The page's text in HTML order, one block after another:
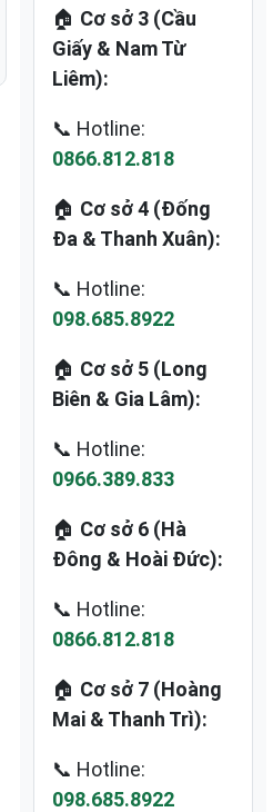
🏠 Cơ sở 3 (Cầu
Giấy & Nam Từ
Liêm):
📞 Hotline:
0866.812.818
🏠 Cơ sở 4 (Đống
Đa & Thanh Xuân):
📞 Hotline:
098.685.8922
🏠 Cơ sở 5 (Long
Biên & Gia Lâm):
📞 Hotline:
0966.389.833
🏠 Cơ sở 6 (Hà
Đông & Hoài Đức):
📞 Hotline:
0866.812.818
🏠 Cơ sở 7 (Hoàng
Mai & Thanh Trì):
📞 Hotline:
098.685.8922